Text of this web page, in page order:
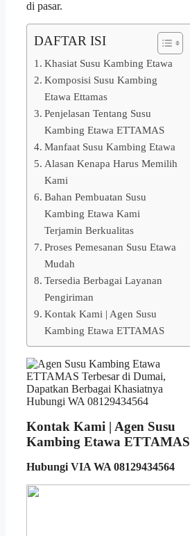
di pasar.
DAFTAR ISI
Khasiat Susu Kambing Etawa
Komposisi Susu Kambing
Etawa Ettamas
Penjelasan Tentang Susu
Kambing Etawa ETTAMAS
Manfaat Susu Kambing Etawa
Alasan Kenapa Harus Memilih
Kami
Bahan Pembuatan Susu
Kambing Etawa Kami
Terjamin Berkualitas
Proses Pemesanan Susu Etawa
Mudah
Tersedia Berbagai Layanan
Pengiriman
Kontak Kami | Agen Susu
Kambing Etawa ETTAMAS
Kontak Kami | Agen Susu
Kambing Etawa ETTAMAS
Hubungi VIA WA 08129434564